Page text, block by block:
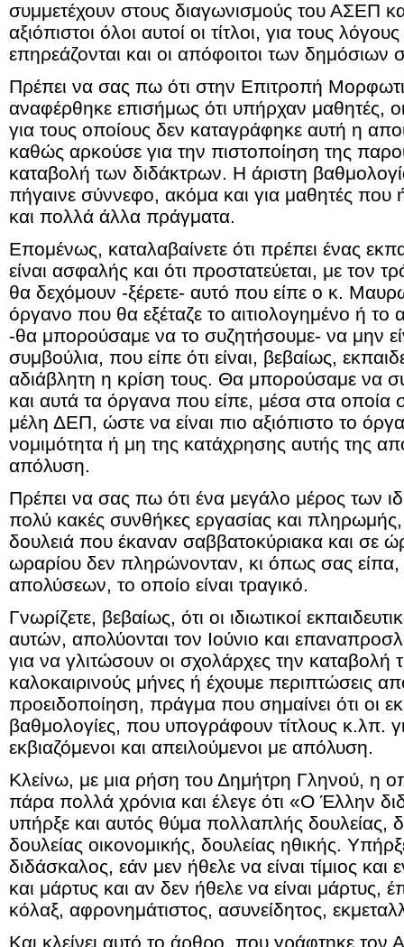
συμμετέχουν στους διαγωνισμούς του ΑΣΕΠ
αξιόπιστοι όλοι αυτοί οι τίτλοι, για τους
επηρεάζονται και οι απόφοιτοι των δημόσιων
Πρέπει να σας πω ότι στην Επιτροπή
αναφέρθηκε επισήμως ότι υπήρχαν μαθητές,
για τους οποίους δεν καταγράφηκε αυτή η
καθώς αρκούσε για την πιστοποίηση της
καταβολή των διδάκτρων. Η άριστη
πήγαινε σύννεφο, ακόμα και για μαθητές που
και πολλά άλλα πράγματα.
Επομένως, καταλαβαίνετε ότι πρέπει ένας
είναι ασφαλής και ότι προστατεύεται, με
θα δεχόμουν -ξέρετε- αυτό που είπε ο κ.
όργανο που θα εξέταζε το αιτιολογημένο ή το
-θα μπορούσαμε να το συζητήσουμε- να μην
συμβούλια, που είπε ότι είναι, βεβαίως,
αδιάβλητη η κρίση τους. Θα μπορούσαμε να
και αυτά τα όργανα που είπε, μέσα στα οποία
μέλη ΔΕΠ, ώστε να είναι πιο αξιόπιστο το
νομιμότητα ή μη της κατάχρησης αυτής της
απόλυση.
Πρέπει να σας πω ότι ένα μεγάλο μέρος των
πολύ κακές συνθήκες εργασίας και
δουλειά που έκαναν σαββατοκύριακα και σε
ωραρίου δεν πληρώνονταν, κι όπως σας είπα,
απολύσεων, το οποίο είναι τραγικό.
Γνωρίζετε, βεβαίως, ότι οι ιδιωτικοί
αυτών, απολύονται τον Ιούνιο και
για να γλιτώσουν οι σχολάρχες την καταβολή
καλοκαιρινούς μήνες ή έχουμε περιπτώσεις
προειδοποίηση, πράγμα που σημαίνει ότι οι
βαθμολογίες, που υπογράφουν τίτλους κ.λπ.
εκβιαζόμενοι και απειλούμενοι με απόλυση.
Κλείνω, με μια ρήση του Δημήτρη Γληνού, η
πάρα πολλά χρόνια και έλεγε ότι «Ο Έλλην
υπήρξε και αυτός θύμα πολλαπλής δουλείας,
δουλείας οικονομικής, δουλείας ηθικής.
διδάσκαλος, εάν μεν ήθελε να είναι τίμιος και
και μάρτυς και αν δεν ήθελε να είναι μάρτυς,
κόλαξ, αφρονημάτιστος, ασυνείδητος,
Και κλείνει αυτό το άρθρο, που γράφτηκε τον